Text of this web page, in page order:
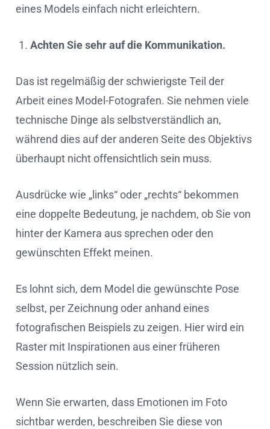
eines Models einfach nicht erleichtern.
Achten Sie sehr auf die Kommunikation.
Das ist regelmäßig der schwierigste Teil der
Arbeit eines Model-Fotografen. Sie nehmen viele
technische Dinge als selbstverständlich an,
während dies auf der anderen Seite des Objektivs
überhaupt nicht offensichtlich sein muss.
Ausdrücke wie „links“ oder „rechts“ bekommen
eine doppelte Bedeutung, je nachdem, ob Sie von
hinter der Kamera aus sprechen oder den
gewünschten Effekt meinen.
Es lohnt sich, dem Model die gewünschte Pose
selbst, per Zeichnung oder anhand eines
fotografischen Beispiels zu zeigen. Hier wird ein
Raster mit Inspirationen aus einer früheren
Session nützlich sein.
Wenn Sie erwarten, dass Emotionen im Foto
sichtbar werden, beschreiben Sie diese von